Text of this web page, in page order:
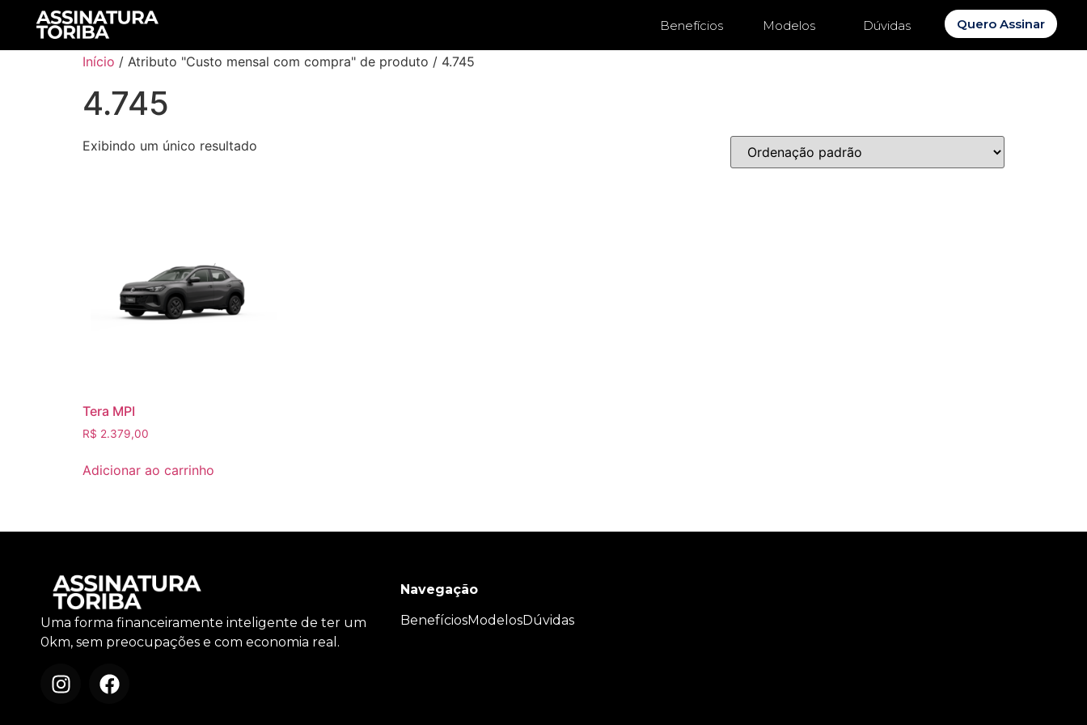
Benefícios Modelos Dúvidas Quero Assinar
Início / Atributo "Custo mensal com compra" de produto / 4.745
4.745
Exibindo um único resultado
Tera MPI
R$ 2.379,00
Adicionar ao carrinho
Uma forma financeiramente inteligente de ter um
0km, sem preocupações e com economia real.
Navegação
BenefíciosModelosDúvidas